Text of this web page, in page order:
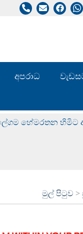
අපරාධ
හේමරතන හිමිට
මුල් පිටුව >